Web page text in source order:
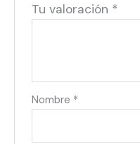
Tu valoración *
Nombre *